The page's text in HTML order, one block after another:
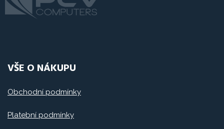
VŠE O NÁKUPU
Obchodní podmínky
Platební podmínky